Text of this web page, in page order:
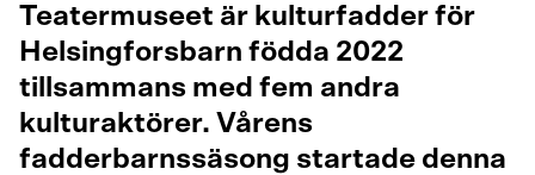
Teatermuseet är kulturfadder för
Helsingforsbarn födda 2022
tillsammans med fem andra
kulturaktörer. Vårens
fadderbarnssäsong startade denna